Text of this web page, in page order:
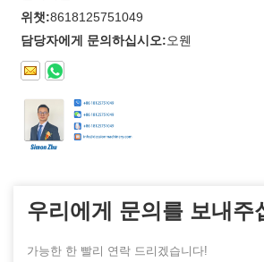
위챗:8618125751049
담당자에게 문의하십시오:오웬
우리에게 문의를 보내주
가능한 한 빨리 연락 드리겠습니다!